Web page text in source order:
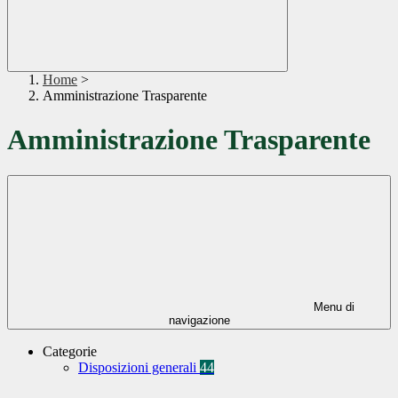
Home >
Amministrazione Trasparente
Amministrazione Trasparente
Menu di
navigazione
Categorie
Disposizioni generali 44